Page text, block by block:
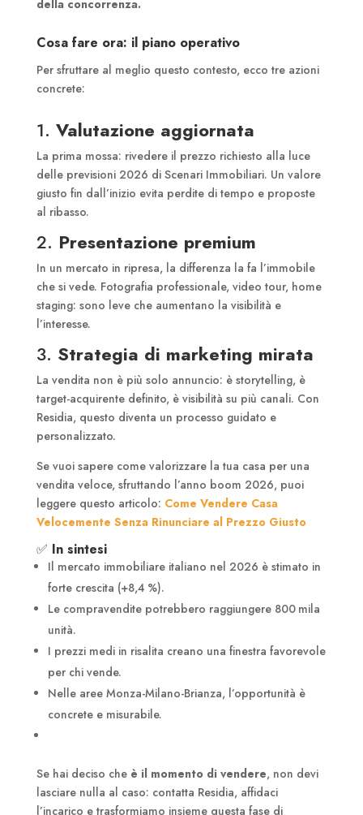
della concorrenza.
Cosa fare ora: il piano operativo
Per sfruttare al meglio questo contesto, ecco tre azioni
concrete:
1. Valutazione aggiornata
La prima mossa: rivedere il prezzo richiesto alla luce
delle previsioni 2026 di Scenari Immobiliari. Un valore
giusto fin dall’inizio evita perdite di tempo e proposte
al ribasso.
2. Presentazione premium
In un mercato in ripresa, la differenza la fa l’immobile
che si vede. Fotografia professionale, video tour, home
staging: sono leve che aumentano la visibilità e
l’interesse.
3. Strategia di marketing mirata
La vendita non è più solo annuncio: è storytelling, è
target-acquirente definito, è visibilità su più canali. Con
Residia, questo diventa un processo guidato e
personalizzato.
Se vuoi sapere come valorizzare la tua casa per una
vendita veloce, sfruttando l’anno boom 2026, puoi
leggere questo articolo: Come Vendere Casa
Velocemente Senza Rinunciare al Prezzo Giusto
✅ In sintesi
Il mercato immobiliare italiano nel 2026 è stimato in
forte crescita (+8,4 %).
Le compravendite potrebbero raggiungere 800 mila
unità.
I prezzi medi in risalita creano una finestra favorevole
per chi vende.
Nelle aree Monza-Milano-Brianza, l’opportunità è
concrete e misurabile.
Se hai deciso che è il momento di vendere, non devi
lasciare nulla al caso: contatta Residia, affidaci
l’incarico e trasformiamo insieme questa fase di